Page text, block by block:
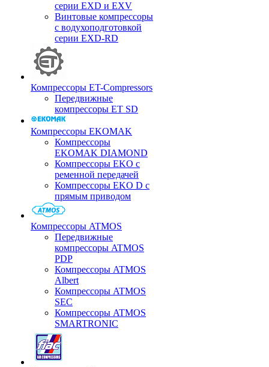
серии EXD и EXV
Винтовые компрессоры
с водухоподготовкой
серии EXD-RD
Компрессоры ET-Compressors
Передвижные
компрессоры ET SD
Компрессоры EKOMAK
Компрессоры
EKOMAK DIAMOND
Компрессоры EKO c
ременной передачей
Компрессоры EKO D с
прямым приводом
Компрессоры ATMOS
Передвижные
компрессоры ATMOS
PDP
Компрессоры ATMOS
Albert
Компрессоры ATMOS
SEC
Компрессоры ATMOS
SMARTRONIC